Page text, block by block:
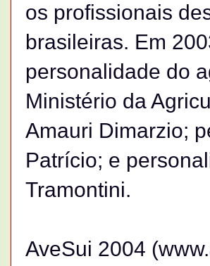
os profissionais
brasileiras. Em
personalidade do
Ministério da
Amauri Dimarzio;
Patrício; e
Tramontini.
AveSui 2004